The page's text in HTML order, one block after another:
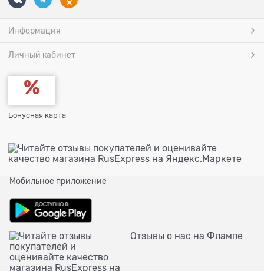
Информация
Личный кабинет
Бонусная карта
Мобильное приложение
Отзывы о нас на Флампе